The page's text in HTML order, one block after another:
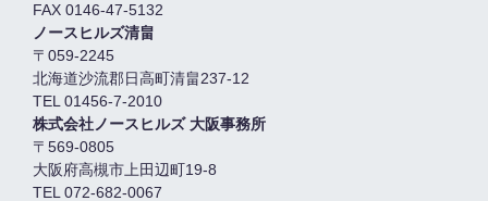
FAX 0146-47-5132
ノースヒルズ清畠
〒059-2245
北海道沙流郡日高町清畠237-12
TEL 01456-7-2010
株式会社ノースヒルズ 大阪事務所
〒569-0805
大阪府高槻市上田辺町19-8
TEL 072-682-0067